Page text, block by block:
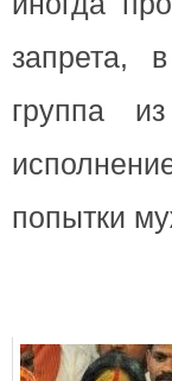
запрета,
группа
попытки